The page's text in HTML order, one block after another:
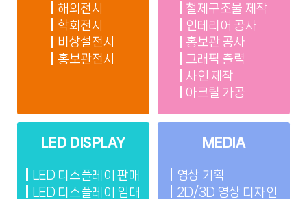
해외전시
학회전시
비상설전시
홍보관전시
철제구조물 제작
인테리어 공사
홍보관 공사
그래픽 출력
사인 제작
아크릴 가공
LED DISPLAY
LED 디스플레이 판매
LED 디스플레이 임대
MEDIA
영상 기획
2D/3D 영상 디자인